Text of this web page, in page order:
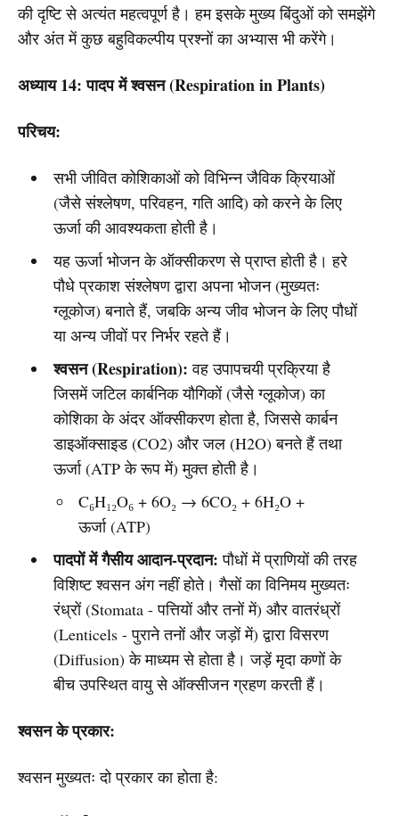
की दृष्टि से अत्यंत महत्वपूर्ण है। हम इसके मुख्य बिंदुओं को समझेंगे
और अंत में कुछ बहुविकल्पीय प्रश्नों का अभ्यास भी करेंगे।
अध्याय 14: पादप में श्वसन (Respiration in Plants)
परिचय:
सभी जीवित कोशिकाओं को विभिन्न जैविक क्रियाओं
(जैसे संश्लेषण, परिवहन, गति आदि) को करने के लिए
ऊर्जा की आवश्यकता होती है।
यह ऊर्जा भोजन के ऑक्सीकरण से प्राप्त होती है। हरे
पौधे प्रकाश संश्लेषण द्वारा अपना भोजन (मुख्यतः
ग्लूकोज) बनाते हैं, जबकि अन्य जीव भोजन के लिए पौधों
या अन्य जीवों पर निर्भर रहते हैं।
श्वसन (Respiration): वह उपापचयी प्रक्रिया है
जिसमें जटिल कार्बनिक यौगिकों (जैसे ग्लूकोज) का
कोशिका के अंदर ऑक्सीकरण होता है, जिससे कार्बन
डाइऑक्साइड (CO2) और जल (H2O) बनते हैं तथा
ऊर्जा (ATP के रूप में) मुक्त होती है।
C₆H₁₂O₆ + 6O₂ → 6CO₂ + 6H₂O +
ऊर्जा (ATP)
पादपों में गैसीय आदान-प्रदान: पौधों में प्राणियों की तरह
विशिष्ट श्वसन अंग नहीं होते। गैसों का विनिमय मुख्यतः
रंध्रों (Stomata - पत्तियों और तनों में) और वातरंध्रों
(Lenticels - पुराने तनों और जड़ों में) द्वारा विसरण
(Diffusion) के माध्यम से होता है। जड़ें मृदा कणों के
बीच उपस्थित वायु से ऑक्सीजन ग्रहण करती हैं।
श्वसन के प्रकार:
श्वसन मुख्यतः दो प्रकार का होता है: